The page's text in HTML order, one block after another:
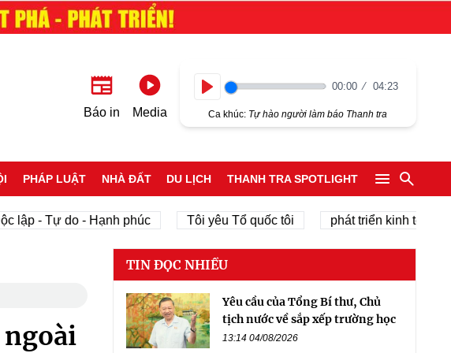
Báo in Media
00:00 04:23
Ca khúc: Tự hào người làm báo Thanh tra
PHÁP LUẬT NHÀ ĐẤT DU LỊCH THANH TRA SPOTLIGHT
- Tự do - Hạnh phúc Tôi yêu Tổ quốc tôi phát triển kinh tế tư nhân
ngoài
TIN ĐỌC NHIỀU
Yêu cầu của Tổng Bí thư, Chủ
tịch nước về sắp xếp trường học
13:14 04/08/2026